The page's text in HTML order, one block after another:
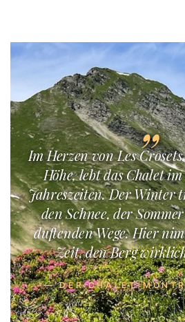
„
Im Herzen von Les
Höhe, lebt das Chalet
Jahreszeiten. Der Winter
den Schnee, der
duftenden Wege. Hier
Zeit, den Berg
— DER CHALET-